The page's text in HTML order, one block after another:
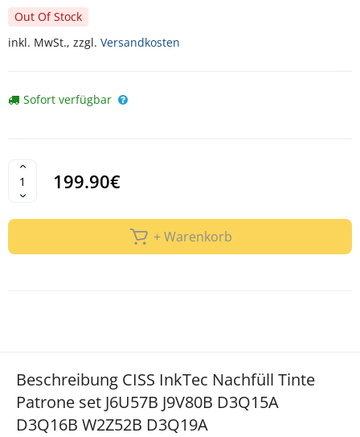
Out Of Stock
inkl. MwSt., zzgl. Versandkosten
Sofort verfügbar
199.90€
+ Warenkorb
Beschreibung CISS InkTec Nachfüll Tinte
Patrone set J6U57B J9V80B D3Q15A
D3Q16B W2Z52B D3Q19A